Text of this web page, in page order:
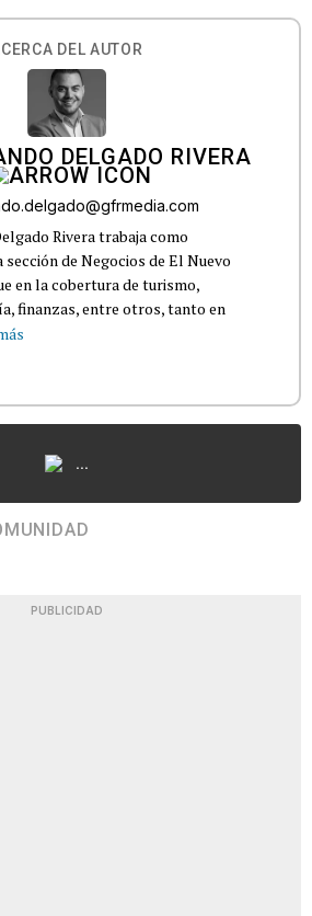
DEL AUTOR
DELGADO RIVERA
Rivera trabaja como
de Negocios de El Nuevo
en la cobertura de turismo,
finanzas, entre otros, tanto en
...
PUBLICIDAD